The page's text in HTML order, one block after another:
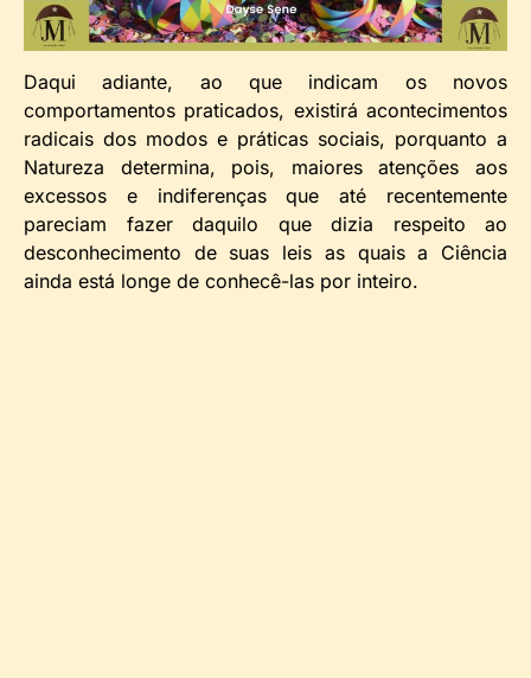
Daqui adiante, ao que indicam os novos
comportamentos praticados, existirá acontecimentos
radicais dos modos e práticas sociais, porquanto a
Natureza determina, pois, maiores atenções aos
excessos e indiferenças que até recentemente
pareciam fazer daquilo que dizia respeito ao
desconhecimento de suas leis as quais a Ciência
ainda está longe de conhecê-las por inteiro.